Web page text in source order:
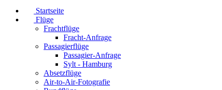
Startseite
Flüge
Frachtflüge
Fracht-Anfrage
Passagierflüge
Passagier-Anfrage
Sylt - Hamburg
Absetzflüge
Air-to-Air-Fotografie